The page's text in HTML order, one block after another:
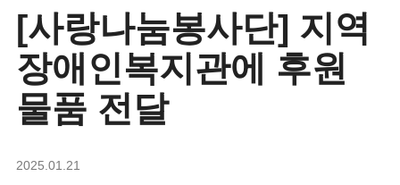
[사랑나눔봉사단] 지역
장애인복지관에 후원
물품 전달
2025.01.21